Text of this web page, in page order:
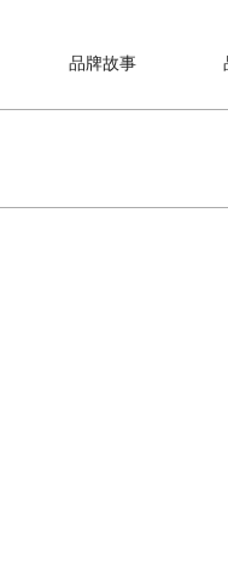
品牌故事